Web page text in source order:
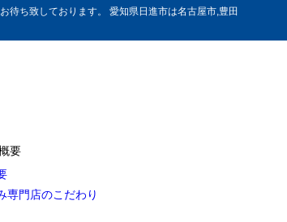
待ち致しております。 愛知県日進市は名古屋市,豊田
要
専門店のこだわり